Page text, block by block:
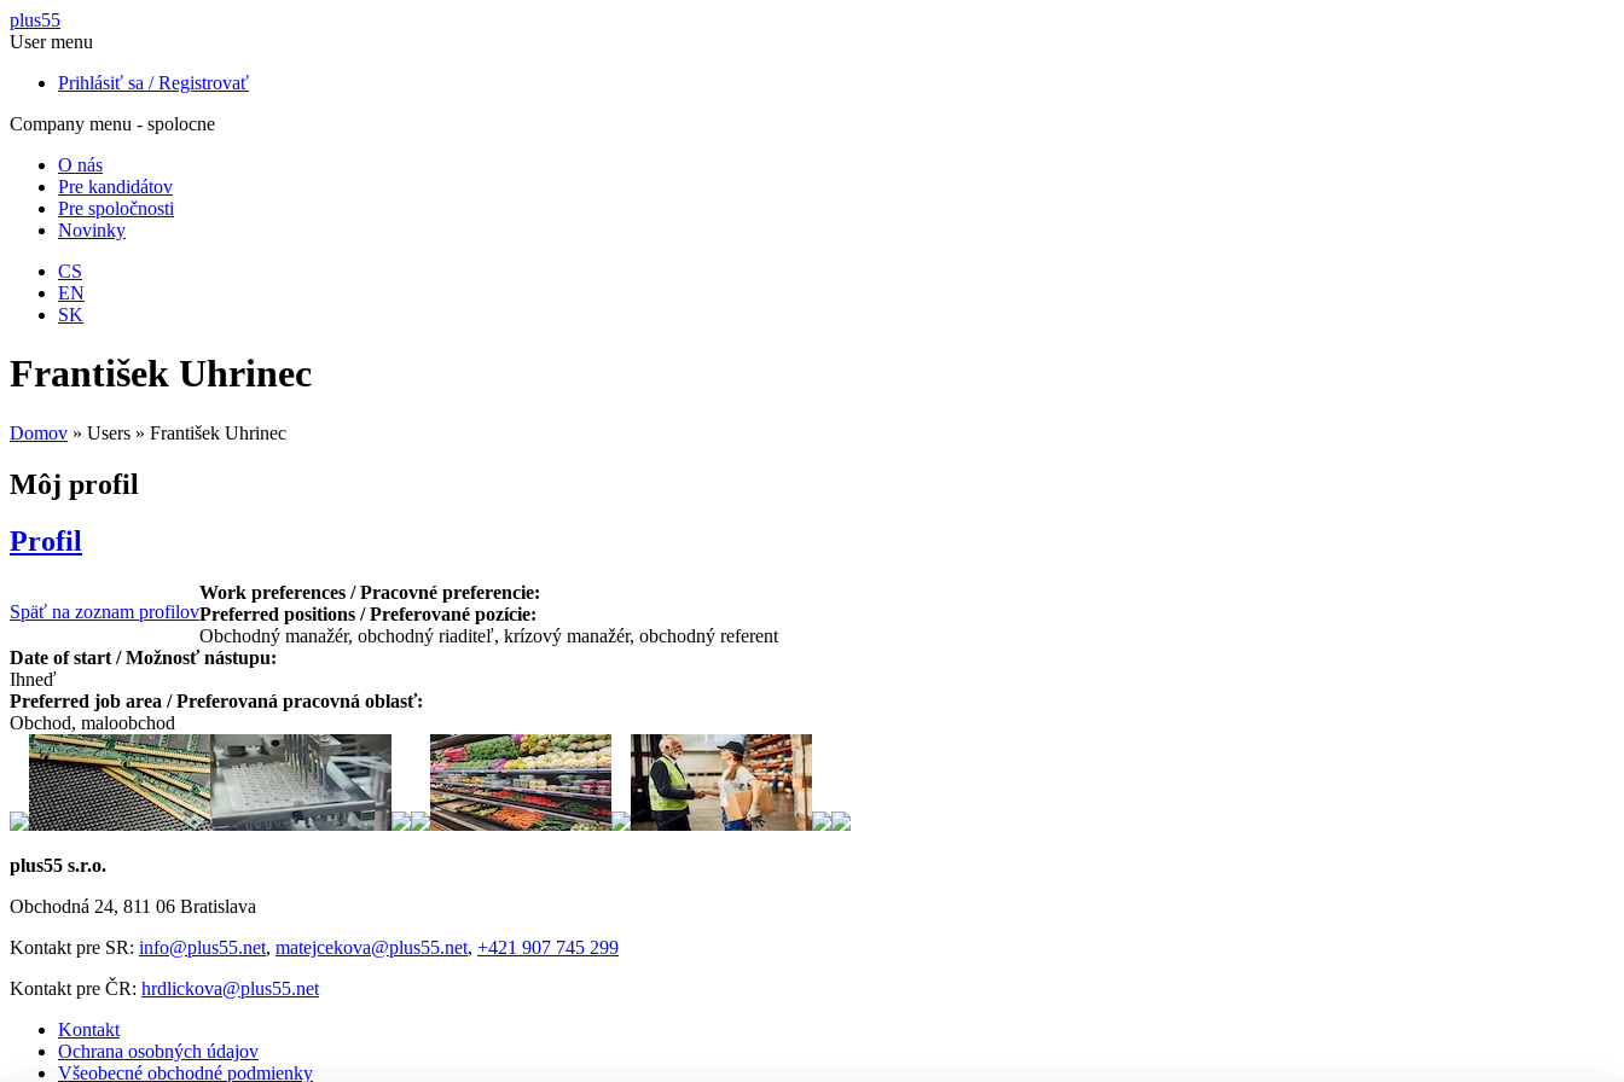
Skočiť na hlavný obsah
plus55
User menu
Prihlásiť sa / Registrovať
Company menu - spolocne
O nás
Pre kandidátov
Pre spoločnosti
Novinky
CS
EN
SK
František Uhrinec
Domov » Users » František Uhrinec
Môj profil
Profil
Späť na zoznam profilov
Work preferences / Pracovné preferencie:
Preferred positions / Preferované pozície:
Obchodný manažér, obchodný riaditeľ, krízový manažér, obchodný referent
Date of start / Možnosť nástupu:
Ihneď
Preferred job area / Preferovaná pracovná oblasť:
Obchod, maloobchod
plus55 s.r.o.
Obchodná 24, 811 06 Bratislava
Kontakt pre SR: info@plus55.net, matejcekova@plus55.net, +421 907 745 299
Kontakt pre ČR: hrdlickova@plus55.net
Kontakt
Ochrana osobných údajov
Všeobecné obchodné podmienky